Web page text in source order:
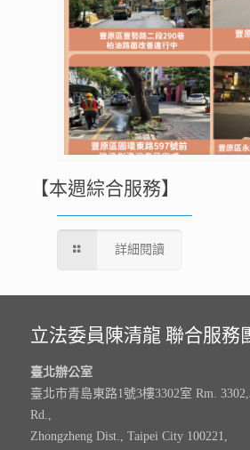
【本週綜合服務】
詳細閱讀
立法委員陳清龍 聯合服務
臺北辦公室
臺北市青島東路1號3樓3302室 Rm.
Rd.,
Zhongzheng Dist., Taipei City 100221,